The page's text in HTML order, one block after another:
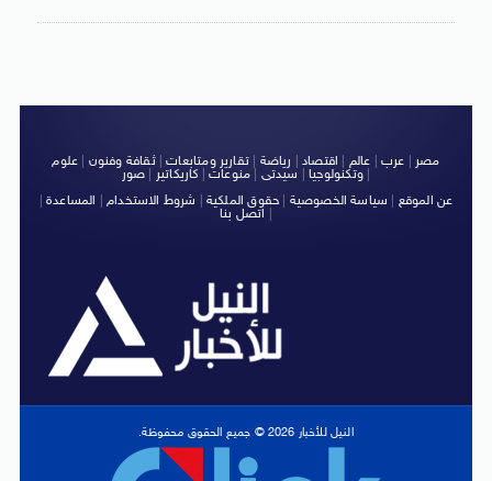
مصر عرب عالم اقتصاد رياضة |تقارير ومتابعات|ثقافة وفنون
علوم
وتكنولوجيا| سيدتى منوعات كاريكاتير صور
|
عن الموقع
سياسة الخصوصية حقوق الملكية شروط الاستخدام| المساعدة|
اتصل بنا
النيل للأخبار 2026 © جميع الحقوق محفوظة.